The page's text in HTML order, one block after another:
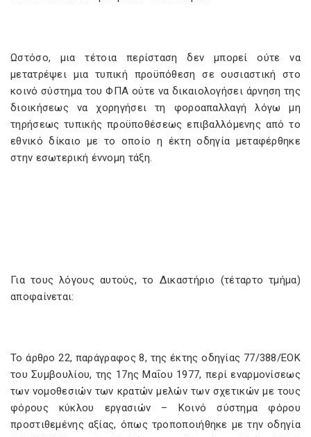
Ωστόσο, μια τέτοια περίσταση δεν μπορεί ούτε να
μετατρέψει μια τυπική προϋπόθεση σε ουσιαστική στο
κοινό σύστημα του ΦΠΑ ούτε να δικαιολογήσει άρνηση της
διοικήσεως να χορηγήσει τη φοροαπαλλαγή λόγω μη
τηρήσεως τυπικής προϋποθέσεως επιβαλλόμενης από το
εθνικό δίκαιο με το οποίο η έκτη οδηγία μεταφέρθηκε
στην εσωτερική έννομη τάξη.
Για τους λόγους αυτούς, το Δικαστήριο (τέταρτο τμήμα)
αποφαίνεται:
Το άρθρο 22, παράγραφος 8, της έκτης οδηγίας 77/388/ΕΟΚ
του Συμβουλίου, της 17ης Μαΐου 1977, περί εναρμονίσεως
των νομοθεσιών των κρατών μελών των σχετικών με τους
φόρους κύκλου εργασιών – Κοινό σύστημα φόρου
προστιθεμένης αξίας, όπως τροποποιήθηκε με την οδηγία